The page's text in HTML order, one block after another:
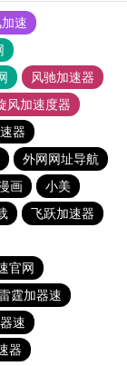
速
风驰加速器
风加速度器
器
外网网址导航
画
小美
飞跃加速器
官网
霆加器速
速
器